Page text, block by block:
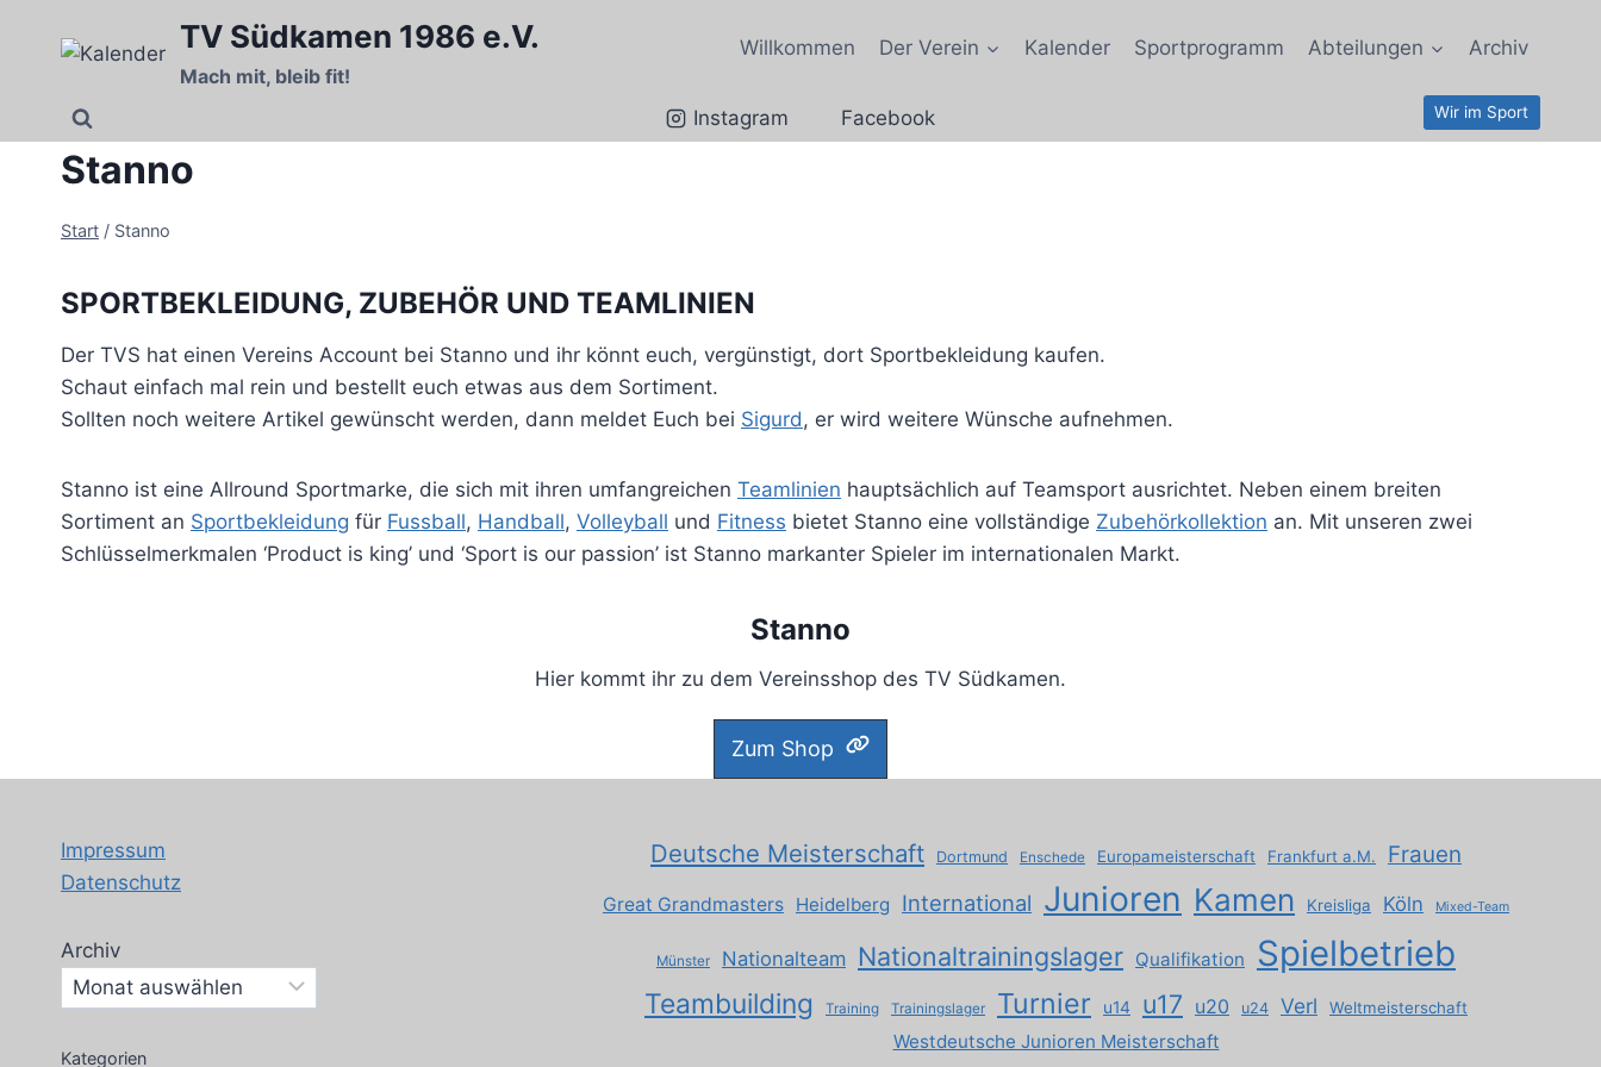
TV Südkamen 1986 e.V.
Mach mit, bleib fit!
Willkommen Der Verein Kalender Sportprogramm Abteilungen Archiv
Instagram Facebook Wir im Sport
Stanno
Start / Stanno
SPORTBEKLEIDUNG, ZUBEHÖR UND TEAMLINIEN
Der TVS hat einen Vereins Account bei Stanno und ihr könnt euch, vergünstigt, dort Sportbekleidung kaufen.
Schaut einfach mal rein und bestellt euch etwas aus dem Sortiment.
Sollten noch weitere Artikel gewünscht werden, dann meldet Euch bei Sigurd , er wird weitere Wünsche aufnehmen.
Stanno ist eine Allround Sportmarke, die sich mit ihren umfangreichen Teamlinien hauptsächlich auf Teamsport ausrichtet. Neben einem breiten
Sortiment an Sportbekleidung für Fussball, Handball, Volleyball und Fitness bietet Stanno eine vollständige Zubehörkollektion an. Mit unseren zwei
Schlüsselmerkmalen ‘Product is king’ und ‘Sport is our passion’ ist Stanno markanter Spieler im internationalen Markt.
Stanno
Hier kommt ihr zu dem Vereinsshop des TV Südkamen.
Zum Shop
Impressum
Datenschutz
Archiv
Kategorien
Deutsche Meisterschaft Dortmund Enschede Europameisterschaft Frankfurt a.M. Frauen
Great Grandmasters Heidelberg International Junioren Kamen Kreisliga Köln Mixed-Team
Münster Nationalteam Nationaltrainingslager Qualifikation Spielbetrieb
Teambuilding Training Trainingslager Turnier u14 u17 u20 u24 Verl Weltmeisterschaft
Westdeutsche Junioren Meisterschaft